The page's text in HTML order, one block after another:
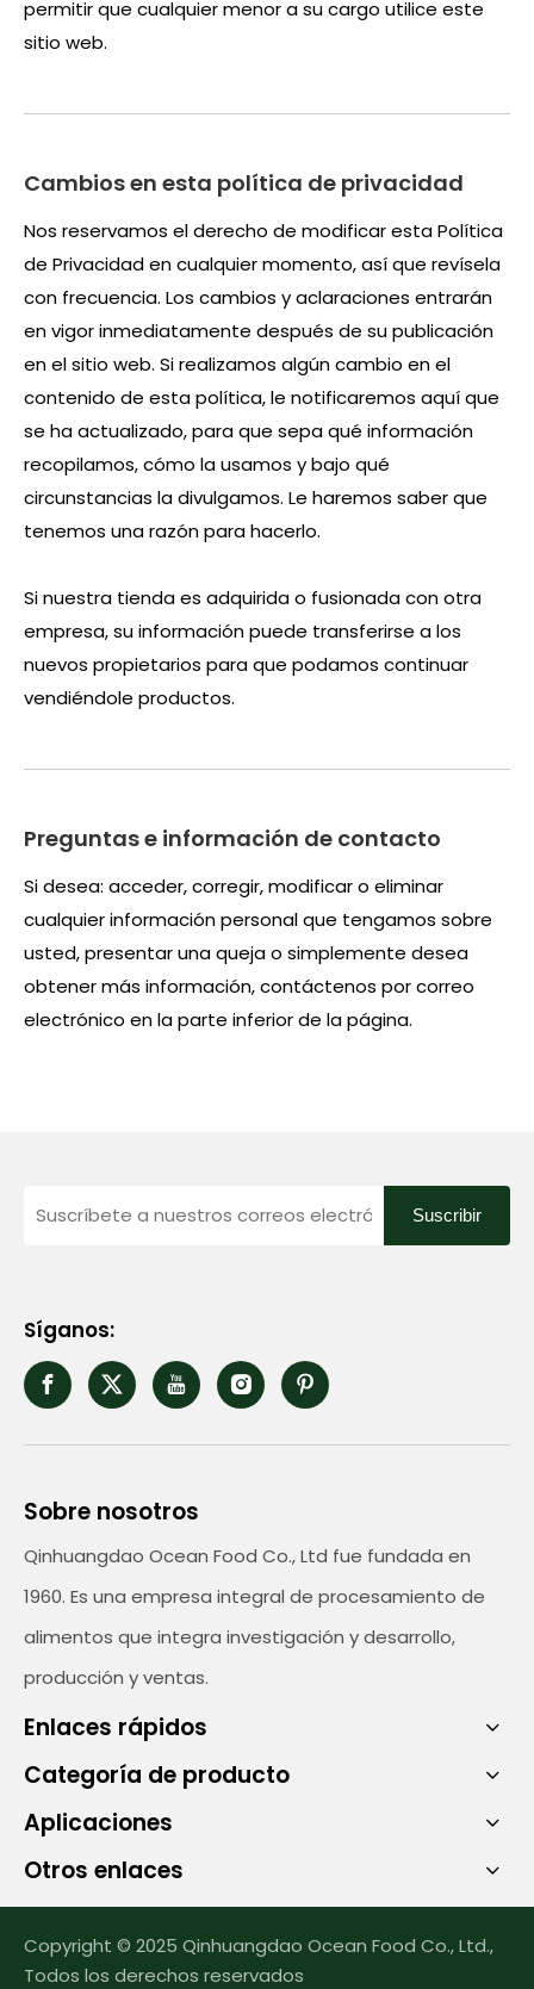
permitir que cualquier menor a su cargo utilice este
sitio web.
Cambios en esta política de privacidad
Nos reservamos el derecho de modificar esta Política
de Privacidad en cualquier momento, así que revísela
con frecuencia. Los cambios y aclaraciones entrarán
en vigor inmediatamente después de su publicación
en el sitio web. Si realizamos algún cambio en el
contenido de esta política, le notificaremos aquí que
se ha actualizado, para que sepa qué información
recopilamos, cómo la usamos y bajo qué
circunstancias la divulgamos. Le haremos saber que
tenemos una razón para hacerlo.
Si nuestra tienda es adquirida o fusionada con otra
empresa, su información puede transferirse a los
nuevos propietarios para que podamos continuar
vendiéndole productos.
Preguntas e información de contacto
Si desea: acceder, corregir, modificar o eliminar
cualquier información personal que tengamos sobre
usted, presentar una queja o simplemente desea
obtener más información, contáctenos por correo
electrónico en la parte inferior de la página.
Suscribir
Síganos:
Sobre nosotros
Qinhuangdao Ocean Food Co., Ltd fue fundada en
1960. Es una empresa integral de procesamiento de
alimentos que integra investigación y desarrollo,
producción y ventas.
Enlaces rápidos
Categoría de producto
Aplicaciones
Otros enlaces
Copyright © 2025 Qinhuangdao Ocean Food Co., Ltd.,
Todos los derechos reservados